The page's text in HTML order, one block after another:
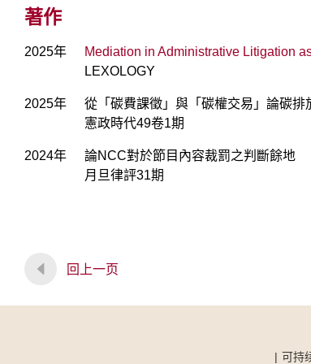
著作
2025年
Mediation in Administrative Litigation
LEXOLOGY
2025年
從「碳費課徵」與「碳權交易」論碳排
憲政時代49卷1期
2024年
論NCC對於節目內容裁罰之判斷餘地
月旦律評31期
回上一页
可持